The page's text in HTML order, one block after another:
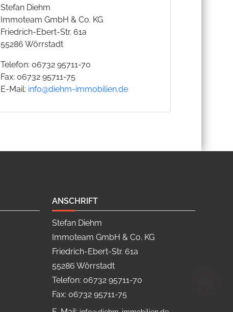
Stefan Diehm
Immoteam GmbH & Co. KG
Friedrich-Ebert-Str. 61a
55286 Wörrstadt
Telefon: 06732 95711-70
Fax: 06732 95711-75
E-Mail: info@diehm-immobilien.de
ANSCHRIFT
Stefan Diehm
Immoteam GmbH & Co. KG
Friedrich-Ebert-Str. 61a
55286 Wörrstadt
Telefon: 06732 95711-70
Fax: 06732 95711-75